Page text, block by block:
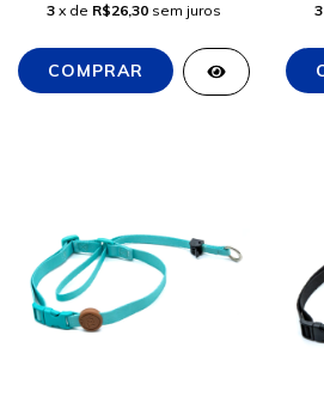
3 x de R$26,30 sem juros 3